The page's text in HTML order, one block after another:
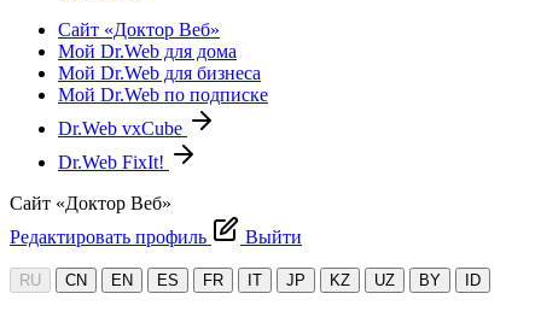
Сайт «Доктор Веб»
Мой Dr.Web для дома
Мой Dr.Web для бизнеса
Мой Dr.Web по подписке
Dr.Web vxCube
Dr.Web FixIt!
Сайт «Доктор Веб»
Редактировать профиль
Выйти
RU CN EN ES FR IT JP KZ UZ BY ID